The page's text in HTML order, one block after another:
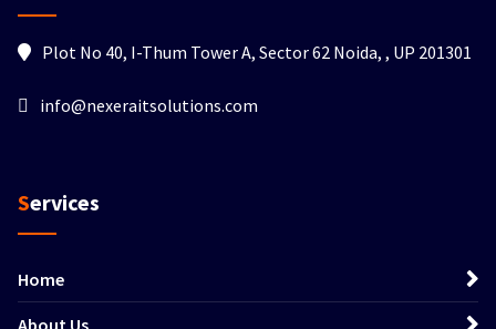
Plot No 40, I-Thum Tower A, Sector 62 Noida, , UP 201301
info@nexeraitsolutions.com
Services
Home